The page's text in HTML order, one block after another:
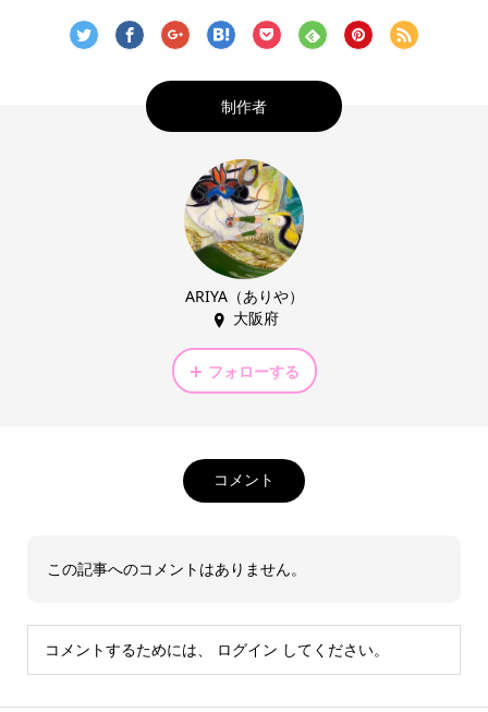
制作者
ARIYA（ありや）
大阪府
フォローする
コメント
この記事へのコメントはありません。
コメントするためには、 ログイン してください。